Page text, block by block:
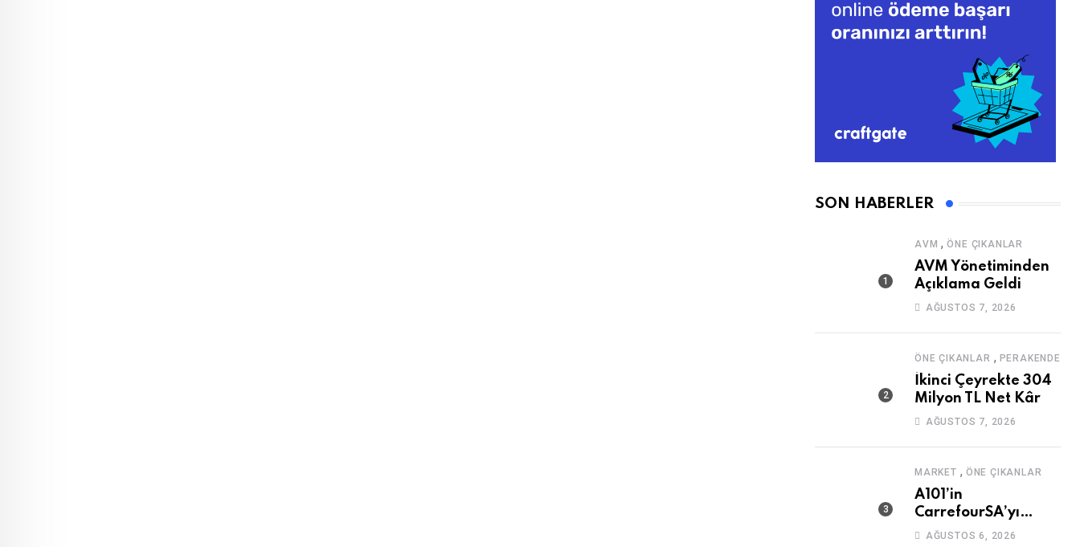
SON HABERLER
AVM ,ÖNE ÇIKANLAR
AVM Yönetiminden
Açıklama Geldi
AĞUSTOS 7, 2026
ÖNE ÇIKANLAR , PERAKENDE
İkinci Çeyrekte 304
Milyon TL Net Kâr
AĞUSTOS 7, 2026
MARKET , ÖNE ÇIKANLAR
A101’in
CarrefourSA’yı
Devralmasına Şartlı
AĞUSTOS 6, 2026